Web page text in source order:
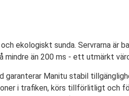
ekologiskt sunda. Servrarna är
mindre än 200 ms - ett utmärkt
Manitu stabil
i trafiken, körs tillförlitligt och